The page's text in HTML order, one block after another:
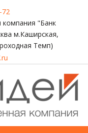
72
компания "Банк
м.Каширская,
Темп)